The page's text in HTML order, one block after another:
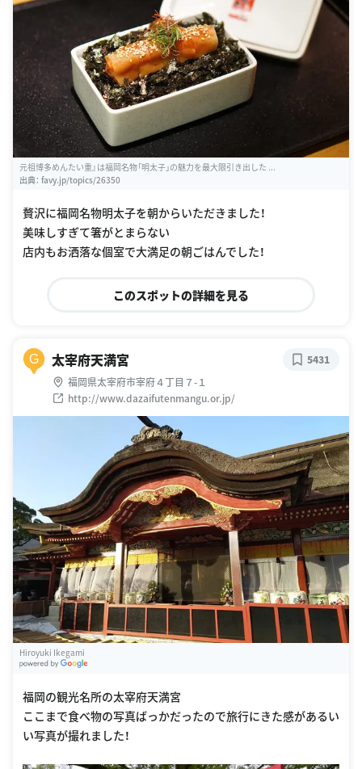
元祖博多めんたい重』は福岡名物「明太子」の魅力を最大限引き出した ...
出典： favy.jp/topics/26350
贅沢に福岡名物明太子を朝からいただきました！
美味しすぎて箸がとまらない
店内もお洒落な個室で大満足の朝ごはんでした！
このスポットの詳細を見る
G 太宰府天満宮
福岡県太宰府市宰府４丁目７-１
http://www.dazaifutenmangu.or.jp/
5431
Hiroyuki Ikegami
福岡の観光名所の太宰府天満宮
ここまで食べ物の写真ばっかだったので旅行にきた感があるい
い写真が撮れました！